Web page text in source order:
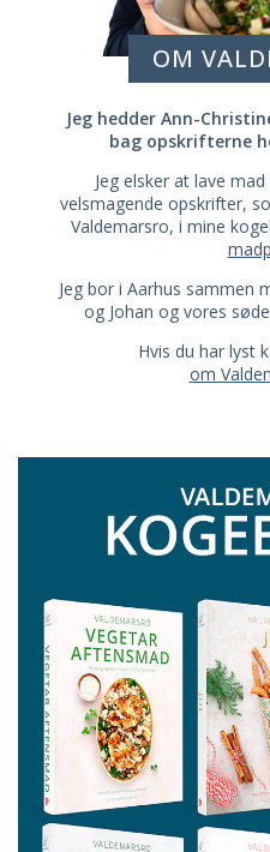
OM
Jeg hedder Ann-
bag opskrifterne
Jeg elsker at lave
velsmagende opskrifter,
Valdemarsro, i mine
Jeg bor i Aarhus sammen
og Johan og vores
Hvis du har lyst
om